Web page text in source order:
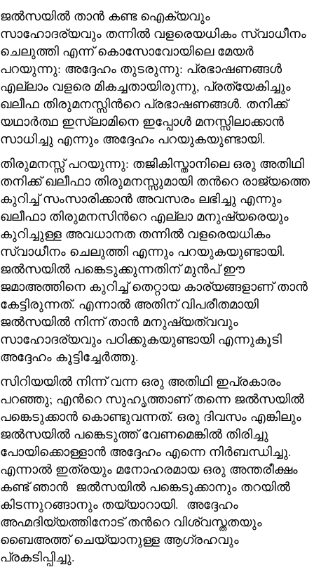
ജൽസയിൽ താൻ കണ്ട ഐക്യവും
സാഹോദര്യവും തന്നിൽ വളരെയധികം സ്വാധീനം
ചെലുത്തി എന്ന് കൊസോവോയിലെ മേയർ
പറയുന്നു: അദ്ദേഹം തുടരുന്നു: പ്രഭാഷണങ്ങൾ
എല്ലാം വളരെ മികച്ചതായിരുന്നു, പ്രത്യേകിച്ചും
ഖലീഫ തിരുമനസ്സിന്‍റെ പ്രഭാഷണങ്ങൾ. തനിക്ക്
യഥാർത്ഥ ഇസ്‌ലാമിനെ ഇപ്പോൾ മനസ്സിലാക്കാൻ
സാധിച്ചു എന്നും അദ്ദേഹം പറയുകയുണ്ടായി.
തിരുമനസ്സ് പറയുന്നു: തജികിസ്താനിലെ ഒരു അതിഥി
തനിക്ക് ഖലീഫാ തിരുമനസ്സുമായി തന്‍റെ രാജ്യത്തെ
കുറിച്ച് സംസാരിക്കാൻ അവസരം ലഭിച്ചു എന്നും
ഖലീഫാ തിരുമനസിന്‍റെ എല്ലാ മനുഷ്യരെയും
കുറിച്ചുള്ള അവധാനത തന്നിൽ വളരെയധികം
സ്വാധീനം ചെലുത്തി എന്നും പറയുകയുണ്ടായി.
ജൽസയിൽ പങ്കെടുക്കുന്നതിന് മുൻപ് ഈ
ജമാഅത്തിനെ കുറിച്ച് തെറ്റായ കാര്യങ്ങളാണ് താൻ
കേട്ടിരുന്നത്. എന്നാൽ അതിന് വിപരീതമായി
ജൽസയിൽ നിന്ന് താൻ മനുഷ്യത്വവും
സാഹോദര്യവും പഠിക്കുകയുണ്ടായി എന്നുകൂടി
അദ്ദേഹം കൂട്ടിച്ചേർത്തു.
സിറിയയിൽ നിന്ന് വന്ന ഒരു അതിഥി ഇപ്രകാരം
പറഞ്ഞു; എന്‍റെ സുഹൃത്താണ് തന്നെ ജൽസയിൽ
പങ്കെടുക്കാൻ കൊണ്ടുവന്നത്. ഒരു ദിവസം എങ്കിലും
ജൽസയിൽ പങ്കെടുത്ത് വേണമെങ്കിൽ തിരിച്ചു
പോയിക്കൊള്ളാൻ അദ്ദേഹം എന്നെ നിർബന്ധിച്ചു.
എന്നാൽ ഇത്രയും മനോഹരമായ ഒരു അന്തരീക്ഷം
കണ്ട് ഞാൻ ജൽസയിൽ പങ്കെടുക്കാനും തറയിൽ
കിടന്നുറങ്ങാനും തയ്യാറായി. അദ്ദേഹം
അഹ്മദിയ്യത്തിനോട് തന്‍റെ വിശ്വസ്തതയും
ബൈഅത്ത് ചെയ്യാനുള്ള ആഗ്രഹവും
പ്രകടിപ്പിച്ചു.